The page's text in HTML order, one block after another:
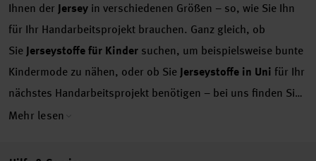
Ihnen der Jersey in verschiedenen Größen – so, wie Sie Ihn
für Ihr Handarbeitsprojekt brauchen. Ganz gleich, ob
Sie Jerseystoffe für Kinder suchen, um beispielsweise bunte
Kindermode zu nähen, oder ob Sie Jerseystoffe in Uni für Ihr
nächstes Handarbeitsprojekt benötigen – bei uns finden Sie
eine große Auswahl und die beste Qualität. Entdecken Sie
Stoffen kreativ.
Mehr lesen